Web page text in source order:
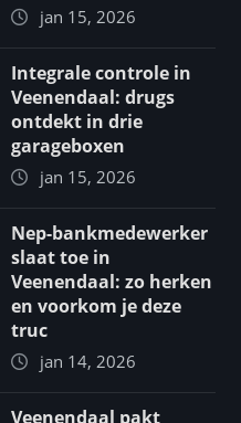
jan 15, 2026
Integrale controle in
Veenendaal: drugs
ontdekt in drie
garageboxen
jan 15, 2026
Nep-bankmedewerker
slaat toe in
Veenendaal: zo herken
en voorkom je deze
truc
jan 14, 2026
Veenendaal pakt